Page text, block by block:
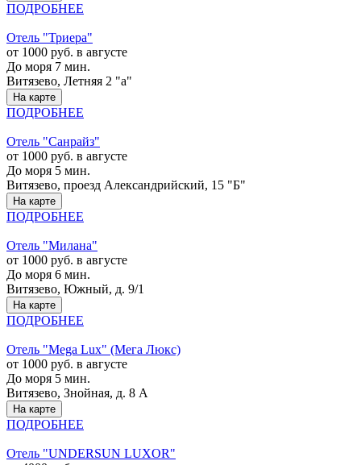
ПОДРОБНЕЕ
Отель "Триера"
от 1000 руб. в августе
До моря 7 мин.
Витязево, Летняя 2 "а"
На карте
ПОДРОБНЕЕ
Отель "Санрайз"
от 1000 руб. в августе
До моря 5 мин.
Витязево, проезд Александрийский, 15 "Б"
На карте
ПОДРОБНЕЕ
Отель "Милана"
от 1000 руб. в августе
До моря 6 мин.
Витязево, Южный, д. 9/1
На карте
ПОДРОБНЕЕ
Отель "Mega Lux" (Мега Люкс)
от 1000 руб. в августе
До моря 5 мин.
Витязево, Знойная, д. 8 А
На карте
ПОДРОБНЕЕ
Отель "UNDERSUN LUXOR"